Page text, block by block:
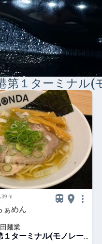
第１ターミナル(
39 m
ぁめん
麺業
１ターミナル(モノレー